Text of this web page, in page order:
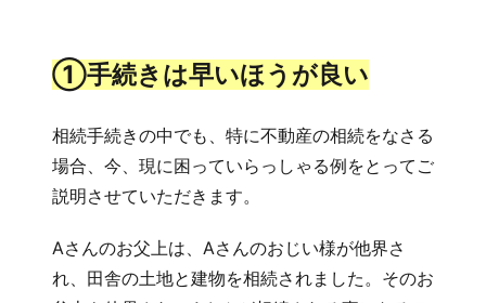
①手続きは早いほうが良い
相続手続きの中でも、特に不動産の相続をなさる
場合、今、現に困っていらっしゃる例をとってご
説明させていただきます。
Aさんのお父上は、Aさんのおじい様が他界さ
れ、田舎の土地と建物を相続されました。そのお